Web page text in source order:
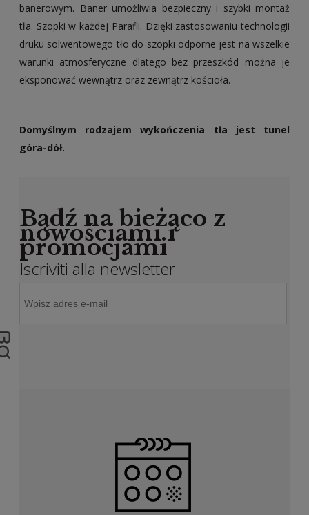
banerowym. Baner umożliwia bezpieczny i szybki montaż
tła. Szopki w każdej Parafii. Dzięki zastosowaniu technologii
druku solwentowego tło do szopki odporne jest na wszelkie
warunki atmosferyczne dlatego bez przeszkód można je
eksponować wewnątrz oraz zewnątrz kościoła.
Domyślnym rodzajem wykończenia tła jest tunel
góra-dół.
Bądź na bieżąco z
nowościami i
promocjami
Iscriviti alla newsletter